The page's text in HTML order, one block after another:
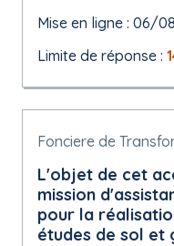
Mise en ligne : 06/
Limite de réponse :
Fonciere de
L'objet de cet
mission
pour la
études de sol et